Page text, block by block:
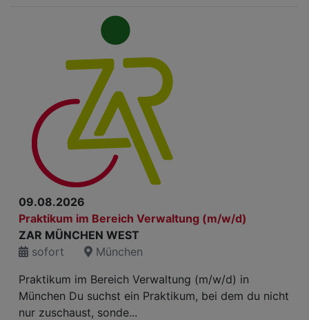
09.08.2026
Praktikum im Bereich Verwaltung (m/w/d)
ZAR MÜNCHEN WEST
sofort
München
Praktikum im Bereich Verwaltung (m/w/d) in
München Du suchst ein Praktikum, bei dem du nicht
nur zuschaust, sonde...